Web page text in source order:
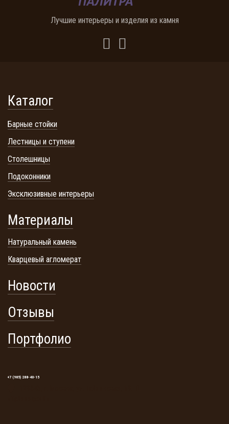
Лучшие интерьеры и изделия из камня
Каталог
Барные стойки
Лестницы и ступени
Столешницы
Подоконники
Эксклюзивные интерьеры
Материалы
Натуральный камень
Кварцевый агломерат
Новости
Отзывы
Портфолио
+7 (985) 288-40-15